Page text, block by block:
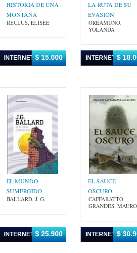
HISTORIA DE UNA
MONTAÑA
RECLUS, ELISEE
INTERNET $ 15.000
LA RUTA DE SU
EVASION
OREAMUNO,
YOLANDA
INTERNET $
EL MUNDO
SUMERGIDO
BALLARD, J. G.
INTERNET $ 25.900
EL SAUCE
OSCURO
CAFFARATTO
GRANDES, MAURO
INTERNET $